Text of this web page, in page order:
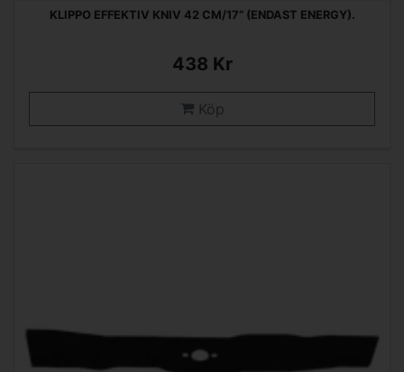
KLIPPO EFFEKTIV KNIV 42 CM/17” (ENDAST ENERGY).
438 Kr
Köp